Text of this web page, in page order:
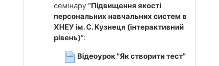
семінару “Підвищення якості
персональних навчальних систем в
ХНЕУ ім. С. Кузнеця (інтерактивний
рівень)”:
Відеоурок "Як створити тест"